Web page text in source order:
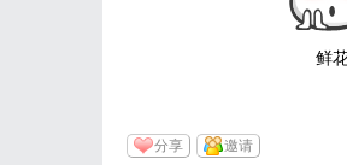
鲜
分享 邀请